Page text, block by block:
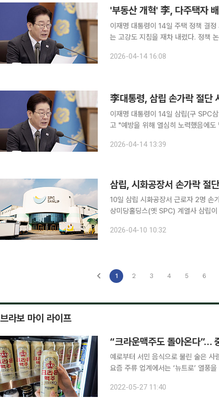
'부동산 개혁' 李, 다주택자
이재명 대통령이 14일 주택 정책 결
는 고강도 지침을 재차 내렸다. 정책
며 중동전쟁 장기화가 실물 경제와
2026-04-14 16:08
李대통령, 삼립 손가락 절단
이재명 대통령이 14일 삼립(구 SPC
고 "예방을 위해 열심히 노력했음에
조사 사망사고 통계를 보고받는 도중
2026-04-14 13:39
삼립, 시화공장서 손가락 절
10일 삼립 시화공장서 근로자 2명 손
상미당홀딩스(옛 SPC) 계열사 삼립
던 중 부상을 당하는 사고가 발생해
2026-04-10 10:32
1 2 3 4 5 6
브라보 마이 라이프
“크라운맥주도 돌아온다”…
예로부터 서민 음식으로 불린 술은
요즘 주류 업계에서는 ‘뉴트로’ 열풍
년층이 특히 반가워할 ‘추억 몰이’ 술
2022-05-27 11:40